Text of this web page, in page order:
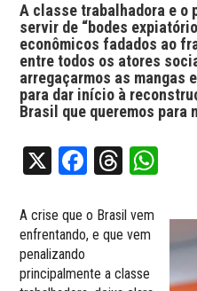
A classe trabalhadora e o
servir de “bodes
econômicos fadados ao
entre todos os atores
arregaçarmos as mangas
para dar início à
Brasil que queremos para
X Facebook
Threads
A crise que o Brasil vem
enfrentando, e que vem
penalizando
principalmente a classe